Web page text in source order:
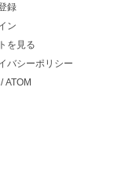
録
ン
を見る
バシーポリシー
/ATOM